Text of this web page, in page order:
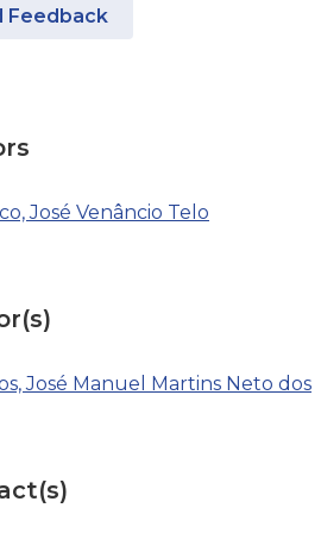
Feedback
José Venâncio Telo
José Manuel Martins Neto dos